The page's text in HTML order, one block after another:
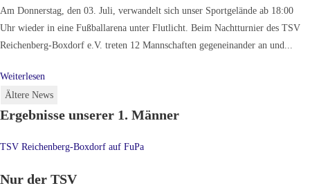
Am Donnerstag, den 03. Juli, verwandelt sich unser Sportgelände ab 18:00
Uhr wieder in eine Fußballarena unter Flutlicht. Beim Nachtturnier des TSV
Reichenberg-Boxdorf e.V. treten 12 Mannschaften gegeneinander an und...
Weiterlesen
Ältere News
Ergebnisse unserer 1. Männer
TSV Reichenberg-Boxdorf auf FuPa
Nur der TSV